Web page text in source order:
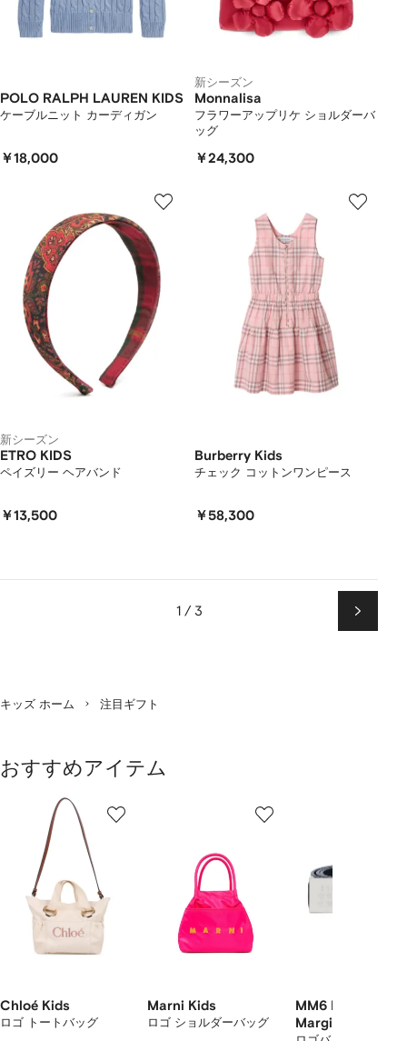
POLO RALPH LAUREN KIDS
ケーブルニット カーディガン
￥18,000
新シーズン
Monnalisa
フラワーアップリケ ショルダーバ
ッグ
￥24,300
新シーズン
ETRO KIDS
ペイズリー ヘアバンド
￥13,500
Burberry Kids
チェック コットンワンピース
￥58,300
1 / 3
次
ペ
キッズ ホーム 注目ギフト
おすすめアイテム
Chloé Kids
ロゴ トートバッグ
Marni Kids
ロゴ ショルダーバッグ
MM6 Maison
Margiela Kids